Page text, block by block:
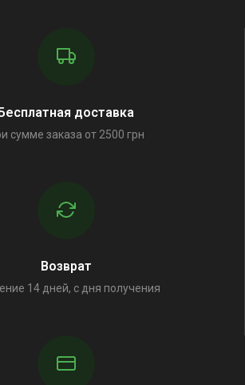
Бесплатная доставка
сумме заказа от 2500 грн
Возврат
14 дней, с дня получения